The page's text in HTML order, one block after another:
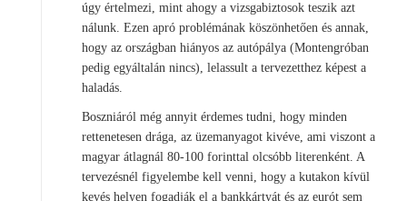
úgy értelmezi, mint ahogy a vizsgabiztosok teszik azt
nálunk. Ezen apró problémának köszönhetően és annak,
hogy az országban hiányos az autópálya (Montengróban
pedig egyáltalán nincs), lelassult a tervezetthez képest a
haladás.
Boszniáról még annyit érdemes tudni, hogy minden
rettenetesen drága, az üzemanyagot kivéve, ami viszont a
magyar átlagnál 80-100 forinttal olcsóbb literenként. A
tervezésnél figyelembe kell venni, hogy a kutakon kívül
kevés helyen fogadják el a bankkártyát és az eurót sem